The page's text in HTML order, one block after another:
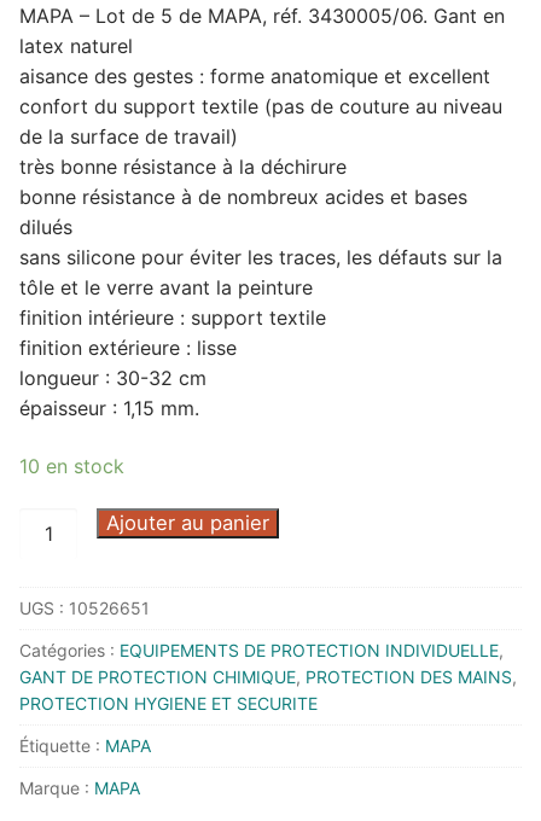
MAPA – Lot de 5 de MAPA, réf. 3430005/06. Gant en
latex naturel
aisance des gestes : forme anatomique et excellent
confort du support textile (pas de couture au niveau
de la surface de travail)
très bonne résistance à la déchirure
bonne résistance à de nombreux acides et bases
dilués
sans silicone pour éviter les traces, les défauts sur la
tôle et le verre avant la peinture
finition intérieure : support textile
finition extérieure : lisse
longueur : 30-32 cm
épaisseur : 1,15 mm.
10 en stock
quantité
JERSETTE
300
T6
-
3430005/06
MAPA
Ajouter au panier
UGS : 10526651
Catégories : EQUIPEMENTS DE PROTECTION INDIVIDUELLE,
GANT DE PROTECTION CHIMIQUE, PROTECTION DES MAINS,
PROTECTION HYGIENE ET SECURITE
Étiquette : MAPA
Marque : MAPA